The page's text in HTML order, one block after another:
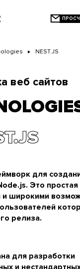
NEST.JS
веб сайтов
для
Это
и широкими
релиза.
для разработки
и